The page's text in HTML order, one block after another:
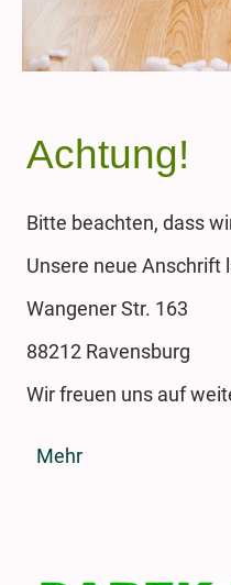
Achtung!
Bitte beachten, dass
Unsere neue Anschrift
Wangener Str. 163
88212 Ravensburg
Wir freuen uns auf
Mehr